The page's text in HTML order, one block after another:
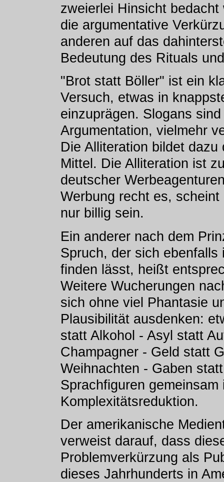
zweierlei Hinsicht
die argumentative
anderen auf das
Bedeutung des Rituals
"Brot statt Böller" ist ein
Versuch, etwas in
einzuprägen. Slogans
Argumentation, vielmehr
Die Alliteration bildet
Mittel. Die Alliteration ist
deutscher
Werbung recht es,
nur billig sein.
Ein anderer nach dem
Spruch, der sich
finden lässt, heißt
Weitere Wucherungen
sich ohne viel Phantasie
Plausibilität ausdenken:
statt Alkohol - Asyl statt
Champagner - Geld statt
Weihnachten - Gaben
Sprachfiguren
Komplexitätsreduktion.
Der amerikanische
verweist darauf, dass
Problemverkürzung als
dieses Jahrhunderts in